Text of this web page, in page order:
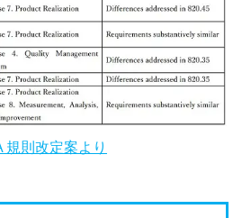
規則改定案より